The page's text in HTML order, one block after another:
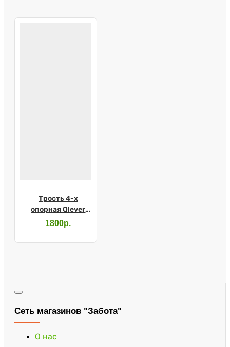
Трость 4-х
опорная Qlever
(размер S)
1800р.
Сеть магазинов "Забота"
О нас